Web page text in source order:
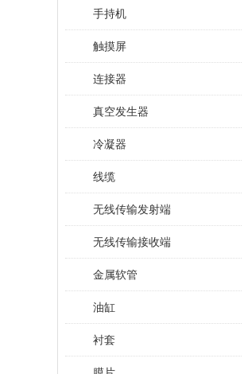
手持机
触摸屏
连接器
真空发生器
冷凝器
线缆
无线传输发射端
无线传输接收端
金属软管
油缸
衬套